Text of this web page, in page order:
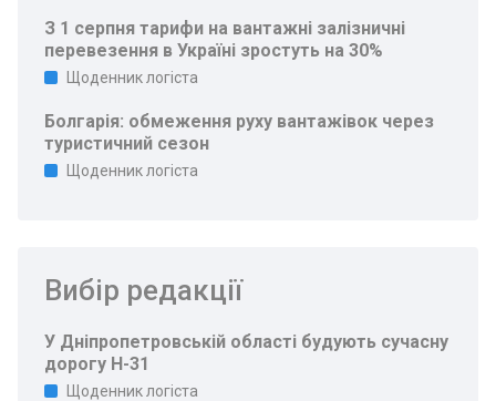
З 1 серпня тарифи на вантажні залізничні
перевезення в Україні зростуть на 30%
Щоденник логіста
Болгарія: обмеження руху вантажівок через
туристичний сезон
Щоденник логіста
Вибір редакції
У Дніпропетровській області будують сучасну
дорогу Н-31
Щоденник логіста